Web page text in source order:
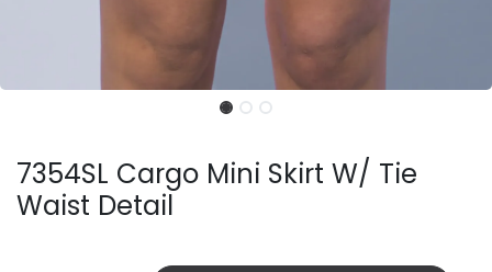
7354SL Cargo Mini Skirt W/ Tie
Waist Detail